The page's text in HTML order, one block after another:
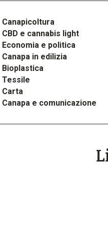
Canapicoltura
CBD e cannabis light
Economia e politica
Canapa in edilizia
Bioplastica
Tessile
Carta
Canapa e comunicazione